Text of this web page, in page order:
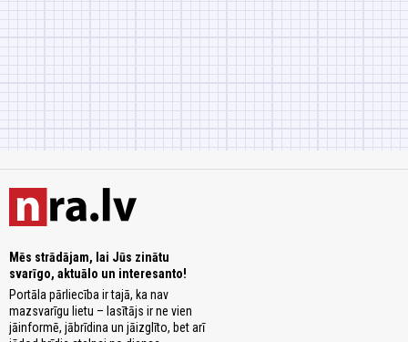
Mēs strādājam, lai Jūs zinātu
svarīgo, aktuālo un interesanto!
Portāla pārliecība ir tajā, ka nav
mazsvarīgu lietu – lasītājs ir ne vien
jāinformē, jābrīdina un jāizglīto, bet arī